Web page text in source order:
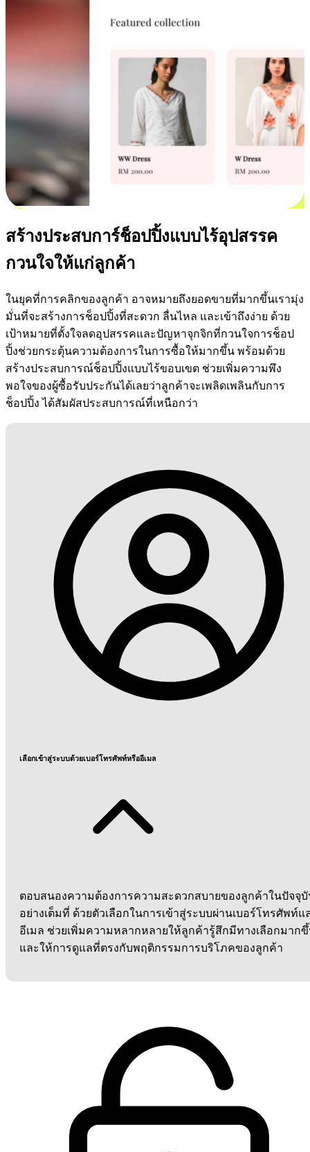
สร้างประสบการ์ช็อปปิ้งแบบไร้อุปสรรค
กวนใจให้แก่ลูกค้า
ในยุคที่การคลิกของลูกค้า อาจหมายถึงยอดขายที่มากขึ้นเรามุ่ง
มั่นที่จะสร้างการช็อปปิ้งที่สะดวก ลื่นไหล และเข้าถึงง่าย ด้วย
เป้าหมายที่ตั้งใจลดอุปสรรคและปัญหาจุกจิกที่กวนใจการช็อป
ปิ้งช่วยกระตุ้นความต้องการในการซื้อให้มากขึ้น พร้อมด้วย
สร้างประสบการณ์ช็อปปิ้งแบบไร้ขอบเขต ช่วยเพิ่มความพึง
พอใจของผู้ซื้อรับประกันได้เลยว่าลูกค้าจะเพลิดเพลินกับการ
ช็อปปิ้ง ได้สัมผัสประสบการณ์ที่เหนือกว่า
เลือกเข้าสู่ระบบด้วยเบอร์โทรศัพท์หรืออีเมล
ตอบสนองความต้องการความสะดวกสบายของลูกค้าในปัจจุ
อย่างเต็มที่ ด้วยตัวเลือกในการเข้าสู่ระบบผ่านเบอร์โทรศัพท์แ
อีเมล ช่วยเพิ่มความหลากหลายให้ลูกค้ารู้สึกมีทางเลือกมาก
และให้การดูแลที่ตรงกับพฤติกรรมการบริโภคของลูกค้า